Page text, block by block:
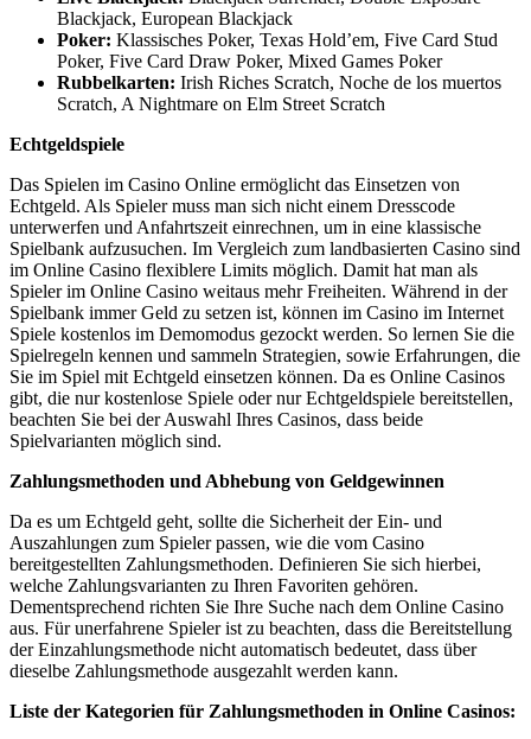
Blackjack, European Blackjack
Poker: Klassisches Poker, Texas Hold’em, Five Card Stud
Poker, Five Card Draw Poker, Mixed Games Poker
Rubbelkarten: Irish Riches Scratch, Noche de los muertos
Scratch, A Nightmare on Elm Street Scratch
Echtgeldspiele
Das Spielen im Casino Online ermöglicht das Einsetzen von
Echtgeld. Als Spieler muss man sich nicht einem Dresscode
unterwerfen und Anfahrtszeit einrechnen, um in eine klassische
Spielbank aufzusuchen. Im Vergleich zum landbasierten Casino sind
im Online Casino flexiblere Limits möglich. Damit hat man als
Spieler im Online Casino weitaus mehr Freiheiten. Während in der
Spielbank immer Geld zu setzen ist, können im Casino im Internet
Spiele kostenlos im Demomodus gezockt werden. So lernen Sie die
Spielregeln kennen und sammeln Strategien, sowie Erfahrungen, die
Sie im Spiel mit Echtgeld einsetzen können. Da es Online Casinos
gibt, die nur kostenlose Spiele oder nur Echtgeldspiele bereitstellen,
beachten Sie bei der Auswahl Ihres Casinos, dass beide
Spielvarianten möglich sind.
Zahlungsmethoden und Abhebung von Geldgewinnen
Da es um Echtgeld geht, sollte die Sicherheit der Ein- und
Auszahlungen zum Spieler passen, wie die vom Casino
bereitgestellten Zahlungsmethoden. Definieren Sie sich hierbei,
welche Zahlungsvarianten zu Ihren Favoriten gehören.
Dementsprechend richten Sie Ihre Suche nach dem Online Casino
aus. Für unerfahrene Spieler ist zu beachten, dass die Bereitstellung
der Einzahlungsmethode nicht automatisch bedeutet, dass über
dieselbe Zahlungsmethode ausgezahlt werden kann.
Liste der Kategorien für Zahlungsmethoden in Online Casinos: